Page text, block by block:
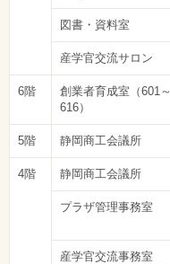
図書・資料室
産学官交流サロン
6階
創業者育成室（601～
616）
5階 静岡商工会議所
4階 静岡商工会議所
プラザ管理事務室
産学官交流事務室